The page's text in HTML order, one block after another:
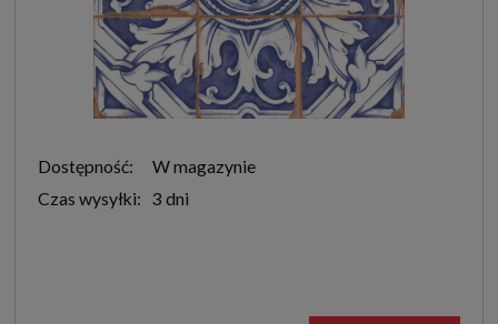
Dostępność:
W magazynie
Czas wysyłki: 3 dni